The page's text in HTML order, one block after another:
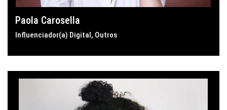
Paola Carosella
Influenciador(a) Digital, Outros